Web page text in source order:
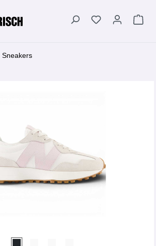
Sneakers